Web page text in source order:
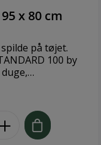
x 80 cm
på tøjet.
100 by
designs i
økologisk